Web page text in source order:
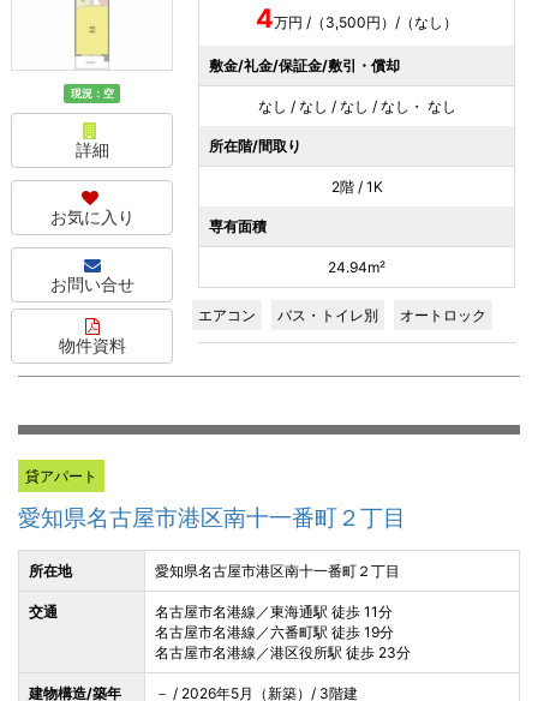
現況：空
詳細
お気に入り
お問い合せ
物件資料
4万円 /（3,500円）/（なし）
敷金/礼金/保証金/敷引・償却
なし / なし / なし / なし・ なし
所在階/間取り
2階 / 1K
専有面積
24.94m²
エアコン バス・トイレ別 オートロック
貸アパート
愛知県名古屋市港区南十一番町２丁目
所在地 愛知県名古屋市港区南十一番町２丁目
交通
名古屋市名港線／東海通駅 徒歩 11分
名古屋市名港線／六番町駅 徒歩 19分
名古屋市名港線／港区役所駅 徒歩 23分
建物構造/築年
－ / 2026年5月（新築）/ 3階建